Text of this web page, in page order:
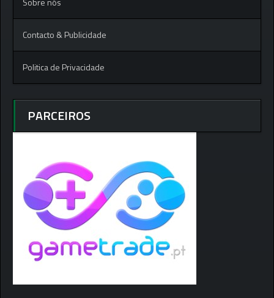
Contacto & Publicidade
Politica de Privacidade
PARCEIROS